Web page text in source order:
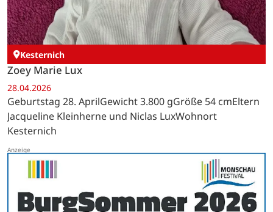
Kesternich
Zoey Marie Lux
28.04.2026
Geburtstag 28. AprilGewicht 3.800 gGröße 54 cmEltern
Jacqueline Kleinherne und Niclas LuxWohnort
Kesternich